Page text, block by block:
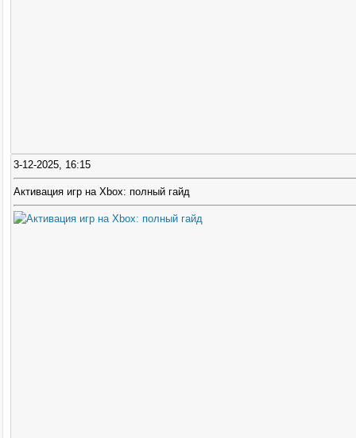
3-12-2025, 16:15
Активация игр на Xbox: полный гайд